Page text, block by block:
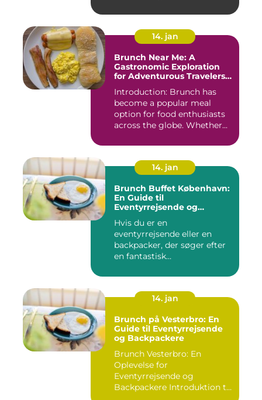
14. jan
Brunch Near Me: A
Gastronomic Exploration
for Adventurous Travelers
Introduction: Brunch has
become a popular meal
option for food enthusiasts
across the globe. Whether...
14. jan
Brunch Buffet København:
En Guide til
Eventyrrejsende og
Hvis du er en
eventyrrejsende eller en
backpacker, der søger efter
en fantastisk
14. jan
Brunch på Vesterbro: En
Guide til Eventyrrejsende
og Backpackere
Brunch Vesterbro: En
Oplevelse for
Eventyrrejsende og
Backpackere Introduktion til